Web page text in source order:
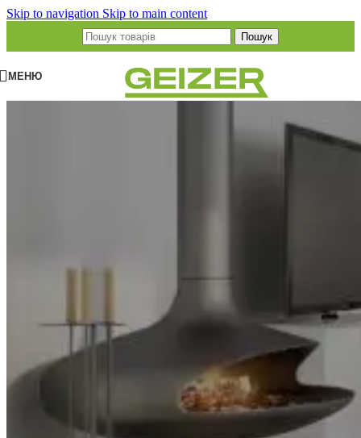
Skip to navigation Skip to main content
Пошук
МЕНЮ